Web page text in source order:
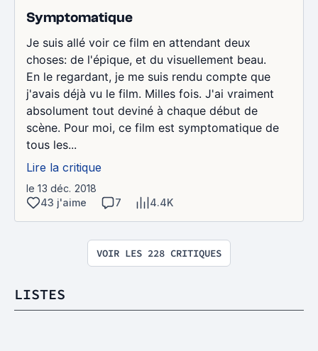
Symptomatique
Je suis allé voir ce film en attendant deux
choses: de l'épique, et du visuellement beau.
En le regardant, je me suis rendu compte que
j'avais déjà vu le film. Milles fois. J'ai vraiment
absolument tout deviné à chaque début de
scène. Pour moi, ce film est symptomatique de
tous les...
Lire la critique
le 13 déc. 2018
43 j'aime
7 4.4K
VOIR LES 228 CRITIQUES
LISTES